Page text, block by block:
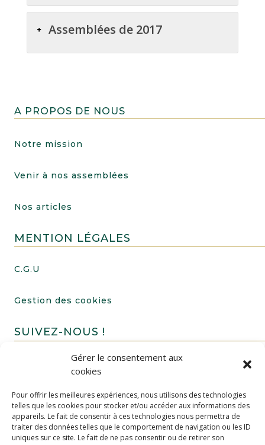
Gérer le consentement aux
cookies
Pour offrir les meilleures expériences, nous utilisons des technologies
telles que les cookies pour stocker et/ou accéder aux informations des
appareils. Le fait de consentir à ces technologies nous permettra de
traiter des données telles que le comportement de navigation ou les ID
uniques sur ce site. Le fait de ne pas consentir ou de retirer son
Assemblées de 2017
A PROPOS DE NOUS
Notre mission
Venir à nos assemblées
Nos articles
MENTION LÉGALES
C.G.U
Gestion des cookies
SUIVEZ-NOUS !